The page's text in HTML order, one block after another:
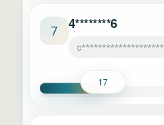
7 4********6
17